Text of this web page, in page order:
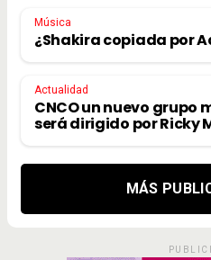
Música
¿Shakira copiada por
Actualidad
CNCO un nuevo grupo
será dirigido por Ricky
MÁS